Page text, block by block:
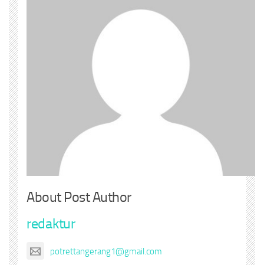
About Post Author
redaktur
potrettangerang1@gmail.com